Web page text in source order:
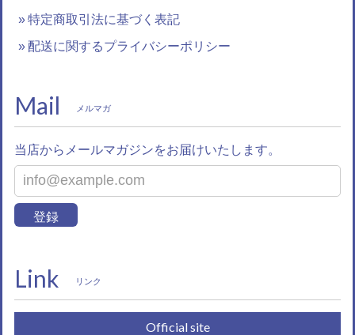
特定商取引法に基づく表記
配送に関するプライバシーポリシー
Mail メルマガ
当店からメールマガジンをお届けいたします。
登録
Link リンク
Official site